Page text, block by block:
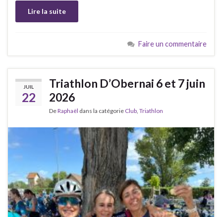
Lire la suite
Faire un commentaire
JUIL
22
Triathlon D’Obernai 6 et 7 juin
2026
DeRaphaël dans la catégorie Club Triathlon